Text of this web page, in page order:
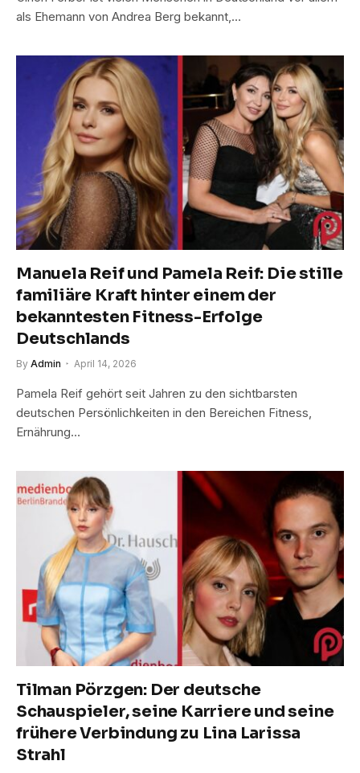
als Ehemann von Andrea Berg bekannt,…
Manuela Reif und Pamela Reif: Die stille
familiäre Kraft hinter einem der
bekanntesten Fitness-Erfolge
Deutschlands
By Admin April 14, 2026
Pamela Reif gehört seit Jahren zu den sichtbarsten
deutschen Persönlichkeiten in den Bereichen Fitness,
Ernährung…
Tilman Pörzgen: Der deutsche
Schauspieler, seine Karriere und seine
frühere Verbindung zu Lina Larissa
Strahl